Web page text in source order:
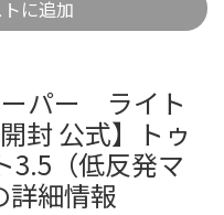
に追加
ーパー ライト
封 公式】トゥ
3.5（低反発マ
詳細情報